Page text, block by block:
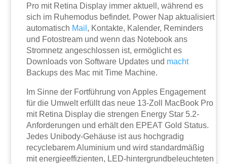
Pro mit Retina Display immer aktuell, während es
sich im Ruhemodus befindet. Power Nap aktualisiert
automatisch Mail , Kontakte, Kalender, Reminders
und Fotostream und wenn das Notebook ans
Stromnetz angeschlossen ist, ermöglicht es
Downloads von Software Updates und macht
Backups des Mac mit Time Machine.
Im Sinne der Fortführung von Apples Engagement
für die Umwelt erfüllt das neue 13-Zoll MacBook Pro
mit Retina Display die strengen Energy Star 5.2-
Anforderungen und erhält den EPEAT Gold Status.
Jedes Unibody-Gehäuse ist aus hochgradig
recyclebarem Aluminium und wird standardmäßig
mit energieeffizienten, LED-hintergrundbeleuchteten